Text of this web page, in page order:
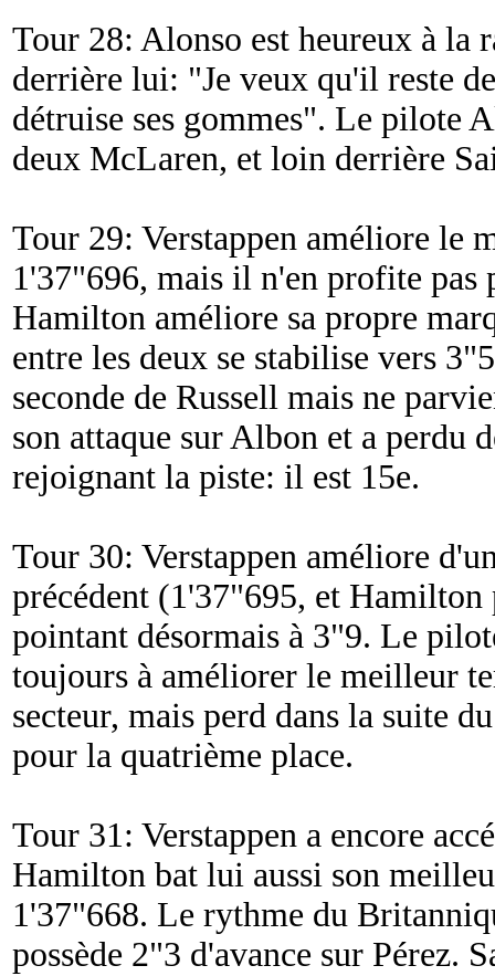
Tour 28: Alonso est heureux à la
derrière lui: "Je veux qu'il reste
détruise ses gommes". Le pilote
deux McLaren, et loin derrière
Tour 29: Verstappen améliore le
1'37"696, mais il n'en profite pas
Hamilton améliore sa propre
entre les deux se stabilise vers
seconde de Russell mais ne
son attaque sur Albon et a perdu
rejoignant la piste: il est 15e.
Tour 30: Verstappen améliore
précédent (1'37"695, et Hamilton
pointant désormais à 3"9. Le
toujours à améliorer le meilleur
secteur, mais perd dans la suite
pour la quatrième place.
Tour 31: Verstappen a encore
Hamilton bat lui aussi son
1'37"668. Le rythme du
possède 2"3 d'avance sur Pérez.